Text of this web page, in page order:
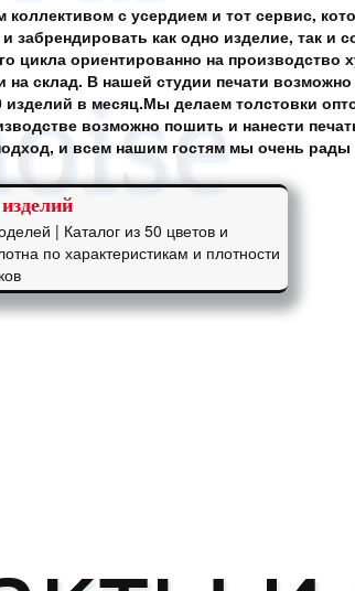
с усердием и тот сервис,
как одно изделие, так и
ориентированно на производство
склад. В нашей студии печати
в месяц.Мы делаем толстовки
возможно пошить и нанести
и всем нашим гостям мы очень рады
| Каталог из 50 цветов и
по характеристикам и плотности